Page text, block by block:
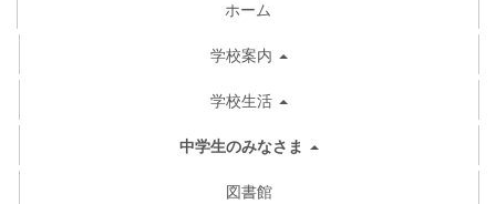
ホーム
学校案内
学校生活
中学生のみなさま
図書館